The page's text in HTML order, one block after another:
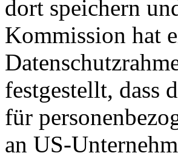
dort speichern
Kommission hat
festgestellt, dass
für
an US-